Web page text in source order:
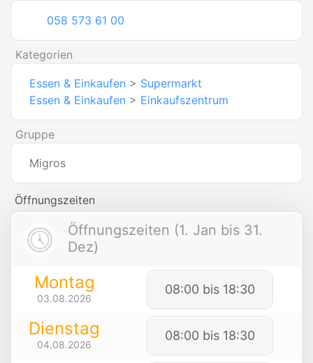
058 573 61 00
Kategorien
Essen & Einkaufen > Supermarkt
Essen & Einkaufen > Einkaufszentrum
Gruppe
Migros
Öffnungszeiten
Öffnungszeiten (1. Jan bis 31.
Dez)
Montag
03.08.2026
08:00 bis 18:30
Dienstag
04.08.2026
08:00 bis 18:30